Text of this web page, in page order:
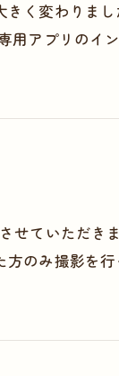
く変わりま
用アプリのイ
せていただ
のみ撮影を